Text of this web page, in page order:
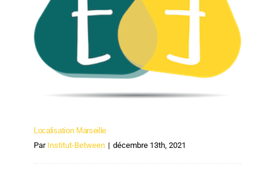
Localisation Marseille
Localisation Marseille
Par Institut-Between | décembre 13th, 2021